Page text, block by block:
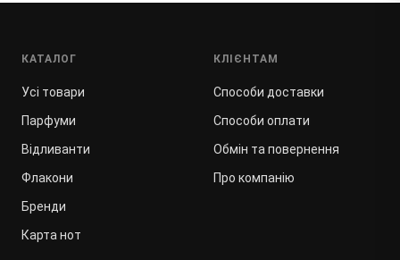
КАТАЛОГ
Усі товари
Парфуми
Відливанти
Флакони
Бренди
Карта нот
КЛІЄНТАМ
Способи доставки
Способи оплати
Обмін та повернення
Про компанію